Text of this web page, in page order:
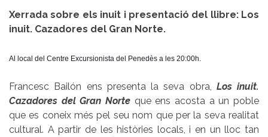
Xerrada sobre els inuit i presentació del llibre: Los
inuit. Cazadores del Gran Norte.
Al local del Centre Excursionista del Penedès a les 20:00h.
Francesc Bailón ens presenta la seva obra,
Los inuit.
Cazadores del Gran Norte que ens acosta a un poble
que es coneix més pel seu nom que per la seva realitat
cultural. A partir de les històries locals, i en un lloc tan